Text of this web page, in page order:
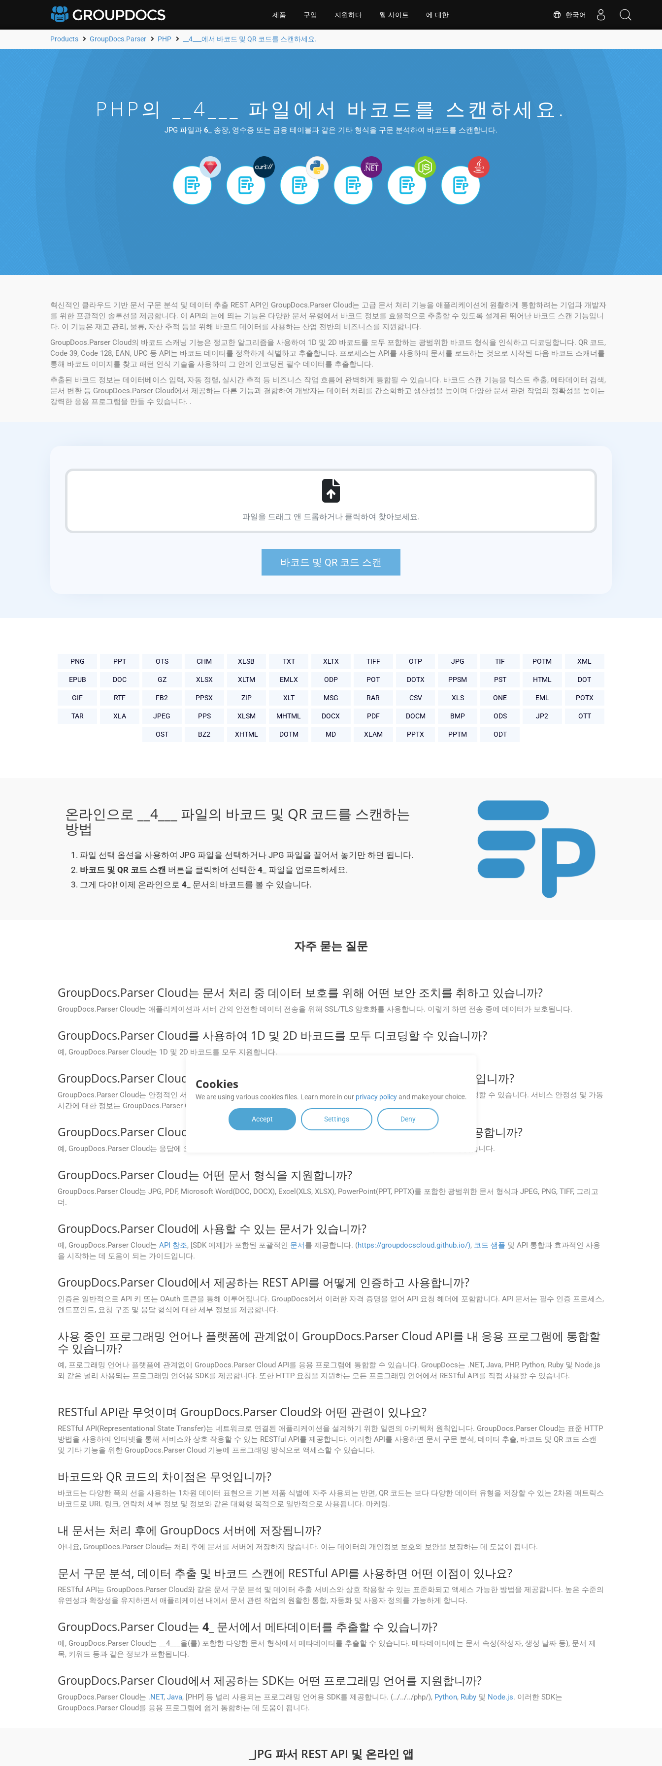
한국어
제품 구입 지원하다 웹 사이트 에 대한
Products GroupDocs.Parser PHP __4___에서 바코드 및 QR 코드를 스캔하세요.
PHP의 __4___ 파일에서 바코드를 스캔하세요.
JPG 파일과 6 _ 송장, 영수증 또는 금융 테이블과 같은 기타 형식을 구문 분석하여 바코드를 스캔합니다.
혁신적인 클라우드 기반 문서 구문 분석 및 데이터 추출 REST API인 GroupDocs.Parser Cloud는 고급 문서 처리 기능을 애플리케이션에 원활하게 통합하려는 기업과 개발자
를 위한 포괄적인 솔루션을 제공합니다. 이 API의 눈에 띄는 기능은 다양한 문서 유형에서 바코드 정보를 효율적으로 추출할 수 있도록 설계된 뛰어난 바코드 스캔 기능입니
다. 이 기능은 재고 관리, 물류, 자산 추적 등을 위해 바코드 데이터를 사용하는 산업 전반의 비즈니스를 지원합니다.
GroupDocs.Parser Cloud의 바코드 스캐닝 기능은 정교한 알고리즘을 사용하여 1D 및 2D 바코드를 모두 포함하는 광범위한 바코드 형식을 인식하고 디코딩합니다. QR 코드,
Code 39, Code 128, EAN, UPC 등 API는 바코드 데이터를 정확하게 식별하고 추출합니다. 프로세스는 API를 사용하여 문서를 로드하는 것으로 시작된 다음 바코드 스캐너를
통해 바코드 이미지를 찾고 패턴 인식 기술을 사용하여 그 안에 인코딩된 필수 데이터를 추출합니다.
추출된 바코드 정보는 데이터베이스 입력, 자동 정렬, 실시간 추적 등 비즈니스 작업 흐름에 완벽하게 통합될 수 있습니다. 바코드 스캔 기능을 텍스트 추출, 메타데이터 검색,
문서 변환 등 GroupDocs.Parser Cloud에서 제공하는 다른 기능과 결합하여 개발자는 데이터 처리를 간소화하고 생산성을 높이며 다양한 문서 관련 작업의 정확성을 높이는
강력한 응용 프로그램을 만들 수 있습니다. .
PNG PPT OTS CHM XLSB TXT XLTX TIFF OTP JPG TIF POTM XML
EPUB DOC GZ XLSX XLTM EMLX ODP POT DOTX PPSM PST HTML DOT
GIF RTF FB2 PPSX ZIP XLT MSG RAR CSV XLS ONE EML POTX
TAR XLA JPEG PPS XLSM MHTML DOCX PDF DOCM BMP ODS JP2 OTT
OST BZ2 XHTML DOTM MD XLAM PPTX PPTM ODT
온라인으로 __4___ 파일의 바코드 및 QR 코드를 스캔하는
방법
파일 선택 옵션을 사용하여 JPG 파일을 선택하거나 JPG 파일을 끌어서 놓기만 하면 됩니다.
바코드 및 QR 코드 스캔 버튼을 클릭하여 선택한 4 _ 파일을 업로드하세요.
그게 다야! 이제 온라인으로 4 _ 문서의 바코드를 볼 수 있습니다.
자주 묻는 질문
GroupDocs.Parser Cloud는 문서 처리 중 데이터 보호를 위해 어떤 보안 조치를 취하고 있습니까?
GroupDocs.Parser Cloud는 애플리케이션과 서버 간의 안전한 데이터 전송을 위해 SSL/TLS 암호화를 사용합니다. 이렇게 하면 전송 중에 데이터가 보호됩니다.
GroupDocs.Parser Cloud를 사용하여 1D 및 2D 바코드를 모두 디코딩할 수 있습니까?
예, GroupDocs.Parser Cloud는 1D 및 2D 바코드를 모두 지원합니다.
GroupDocs.Parser Cloud 문서 구문 분석 및 바코드 스캔 프로세스는 얼마나 안정적입니까?
GroupDocs.Parser Cloud는 안정적인 서비스 제공을 목표로 합니다. 일반적으로 잘 작동하지만 가끔 문제나 가동 중지 시간이 발생할 수 있습니다. 서비스 안정성 및 가동
시간에 대한 정보는 GroupDocs.Parser Cloud 설명서를 참조하거나 해당 지원팀에 문의하세요.
GroupDocs.Parser Cloud는 개발자를 위한 오류 처리 메커니즘이나 오류 코드를 제공합니까?
예, GroupDocs.Parser Cloud는 응답에 오류 코드와 설명을 제공하여 개발자가 문제를 효과적으로 식별하고 해결할 수 있도록 돕습니다.
GroupDocs.Parser Cloud는 어떤 문서 형식을 지원합니까?
GroupDocs.Parser Cloud는 JPG, PDF, Microsoft Word(DOC, DOCX), Excel(XLS, XLSX), PowerPoint(PPT, PPTX)를 포함한 광범위한 문서 형식과 JPEG, PNG, TIFF, 그리고
더.
GroupDocs.Parser Cloud에 사용할 수 있는 문서가 있습니까?
예, GroupDocs.Parser Cloud는 API 참조, [SDK 예제]가 포함된 포괄적인 문서를 제공합니다. (https://groupdocscloud.github.io/), 코드 샘플 및 API 통합과 효과적인 사용
을 시작하는 데 도움이 되는 가이드입니다.
GroupDocs.Parser Cloud에서 제공하는 REST API를 어떻게 인증하고 사용합니까?
인증은 일반적으로 API 키 또는 OAuth 토큰을 통해 이루어집니다. GroupDocs에서 이러한 자격 증명을 얻어 API 요청 헤더에 포함합니다. API 문서는 필수 인증 프로세스,
엔드포인트, 요청 구조 및 응답 형식에 대한 세부 정보를 제공합니다.
사용 중인 프로그래밍 언어나 플랫폼에 관계없이 GroupDocs.Parser Cloud API를 내 응용 프로그램에 통합할
수 있습니까?
예, 프로그래밍 언어나 플랫폼에 관계없이 GroupDocs.Parser Cloud API를 응용 프로그램에 통합할 수 있습니다. GroupDocs는 .NET, Java, PHP, Python, Ruby 및 Node.js
와 같은 널리 사용되는 프로그래밍 언어용 SDK를 제공합니다. 또한 HTTP 요청을 지원하는 모든 프로그래밍 언어에서 RESTful API를 직접 사용할 수 있습니다.
RESTful API란 무엇이며 GroupDocs.Parser Cloud와 어떤 관련이 있나요?
RESTful API(Representational State Transfer)는 네트워크로 연결된 애플리케이션을 설계하기 위한 일련의 아키텍처 원칙입니다. GroupDocs.Parser Cloud는 표준 HTTP
방법을 사용하여 인터넷을 통해 서비스와 상호 작용할 수 있는 RESTful API를 제공합니다. 이러한 API를 사용하면 문서 구문 분석, 데이터 추출, 바코드 및 QR 코드 스캔
및 기타 기능을 위한 GroupDocs.Parser Cloud 기능에 프로그래밍 방식으로 액세스할 수 있습니다.
바코드와 QR 코드의 차이점은 무엇입니까?
바코드는 다양한 폭의 선을 사용하는 1차원 데이터 표현으로 기본 제품 식별에 자주 사용되는 반면, QR 코드는 보다 다양한 데이터 유형을 저장할 수 있는 2차원 매트릭스
바코드로 URL 링크, 연락처 세부 정보 및 정보와 같은 대화형 목적으로 일반적으로 사용됩니다. 마케팅.
내 문서는 처리 후에 GroupDocs 서버에 저장됩니까?
아니요, GroupDocs.Parser Cloud는 처리 후에 문서를 서버에 저장하지 않습니다. 이는 데이터의 개인정보 보호와 보안을 보장하는 데 도움이 됩니다.
문서 구문 분석, 데이터 추출 및 바코드 스캔에 RESTful API를 사용하면 어떤 이점이 있나요?
RESTful API는 GroupDocs.Parser Cloud와 같은 문서 구문 분석 및 데이터 추출 서비스와 상호 작용할 수 있는 표준화되고 액세스 가능한 방법을 제공합니다. 높은 수준의
유연성과 확장성을 유지하면서 애플리케이션 내에서 문서 관련 작업의 원활한 통합, 자동화 및 사용자 정의를 가능하게 합니다.
GroupDocs.Parser Cloud는 4 _ 문서에서 메타데이터를 추출할 수 있습니까?
예, GroupDocs.Parser Cloud는 __4___을(를) 포함한 다양한 문서 형식에서 메타데이터를 추출할 수 있습니다. 메타데이터에는 문서 속성(작성자, 생성 날짜 등), 문서 제
목, 키워드 등과 같은 정보가 포함됩니다.
GroupDocs.Parser Cloud에서 제공하는 SDK는 어떤 프로그래밍 언어를 지원합니까?
GroupDocs.Parser Cloud는 .NET, Java, [PHP] 등 널리 사용되는 프로그래밍 언어용 SDK를 제공합니다. (../../../php/), Python, Ruby 및 Node.js. 이러한 SDK는
GroupDocs.Parser Cloud를 응용 프로그램에 쉽게 통합하는 데 도움이 됩니다.
_JPG 파서 REST API 및 온라인 앱
Cookies
We are using various cookies files. Learn more in our privacy policyand make your choice.
Accept Settings Deny